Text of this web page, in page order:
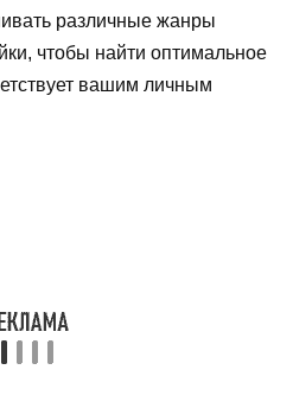
различные жанры
чтобы найти оптимальное
вашим личным